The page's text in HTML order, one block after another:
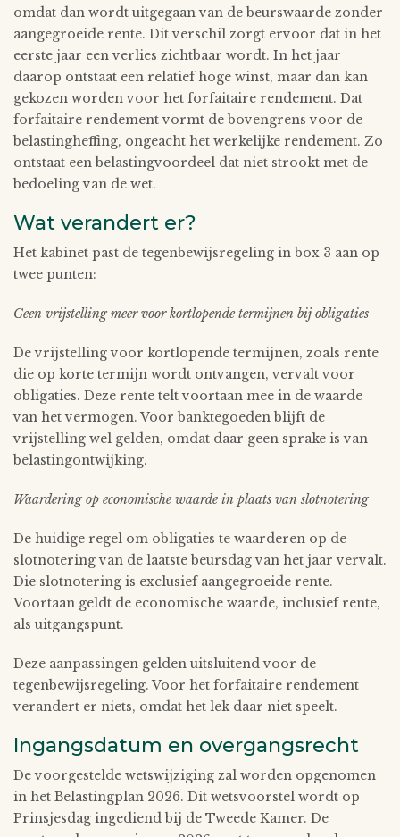
omdat dan wordt uitgegaan van de beurswaarde zonder
aangegroeide rente. Dit verschil zorgt ervoor dat in het
eerste jaar een verlies zichtbaar wordt. In het jaar
daarop ontstaat een relatief hoge winst, maar dan kan
gekozen worden voor het forfaitaire rendement. Dat
forfaitaire rendement vormt de bovengrens voor de
belastingheffing, ongeacht het werkelijke rendement. Zo
ontstaat een belastingvoordeel dat niet strookt met de
bedoeling van de wet.
Wat verandert er?
Het kabinet past de tegenbewijsregeling in box 3 aan op
twee punten:
Geen vrijstelling meer voor kortlopende termijnen bij obligaties
De vrijstelling voor kortlopende termijnen, zoals rente
die op korte termijn wordt ontvangen, vervalt voor
obligaties. Deze rente telt voortaan mee in de waarde
van het vermogen. Voor banktegoeden blijft de
vrijstelling wel gelden, omdat daar geen sprake is van
belastingontwijking.
Waardering op economische waarde in plaats van slotnotering
De huidige regel om obligaties te waarderen op de
slotnotering van de laatste beursdag van het jaar vervalt.
Die slotnotering is exclusief aangegroeide rente.
Voortaan geldt de economische waarde, inclusief rente,
als uitgangspunt.
Deze aanpassingen gelden uitsluitend voor de
tegenbewijsregeling. Voor het forfaitaire rendement
verandert er niets, omdat het lek daar niet speelt.
Ingangsdatum en overgangsrecht
De voorgestelde wetswijziging zal worden opgenomen
in het Belastingplan 2026. Dit wetsvoorstel wordt op
Prinsjesdag ingediend bij de Tweede Kamer. De